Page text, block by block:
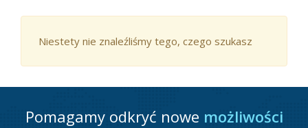
Niestety nie znaleźliśmy tego, czego szukasz
Pomagamy odkryć nowe możliwości